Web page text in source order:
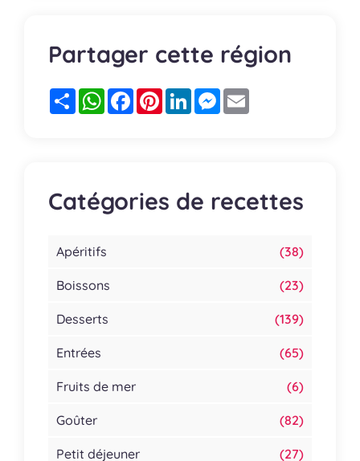
Partager cette région
PartagerWhatsApp
FacebookPinterestLinkedInMessenger
Catégories de recettes
Apéritifs (38)
Boissons (23)
Desserts (139)
Entrées (65)
Fruits de mer (6)
Goûter (82)
Petit déjeuner (27)